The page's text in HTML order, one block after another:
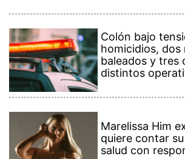
Colón bajo
homicidios, dos
baleados y tres
distintos
Marelissa Him
quiere contar
salud con